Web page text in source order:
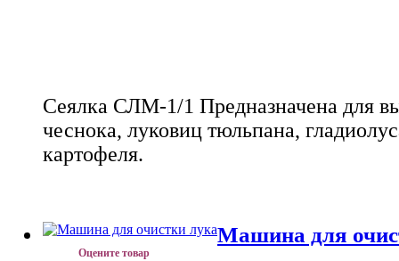
Сеялка СЛМ-1/1 Предназначена для
чеснока, луковиц тюльпана,
картофеля.
Оцените товар
Машина для